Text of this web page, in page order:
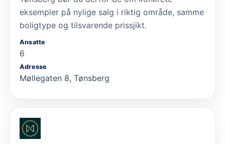
eksempler på nylige salg i riktig område, samme
boligtype og tilsvarende prissjikt.
Ansatte
6
Adresse
Møllegaten 8, Tønsberg